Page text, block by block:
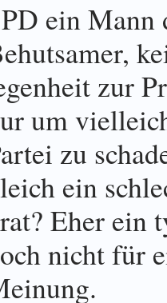
ein Mann
zur
um
zu
ein
Eher ein
nicht für